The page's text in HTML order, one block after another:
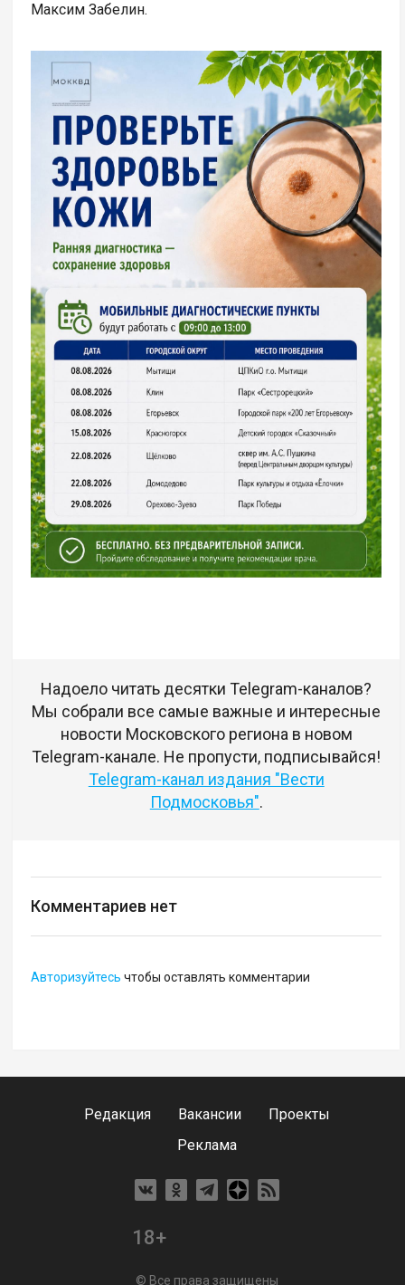
Максим Забелин.
Надоело читать десятки Telegram-каналов?
Мы собрали все самые важные и интересные
новости Московского региона в новом
Telegram-канале. Не пропусти, подписывайся!
Telegram-канал издания "Вести
Подмосковья".
Комментариев нет
Авторизуйтесь чтобы оставлять комментарии
Редакция Вакансии
Проекты
Реклама
18+
© Все права защищены